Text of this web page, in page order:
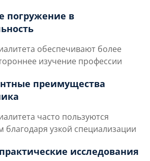
погружение в
обеспечивают более
изучение профессии
преимущества
часто пользуются
узкой специализации
исследования